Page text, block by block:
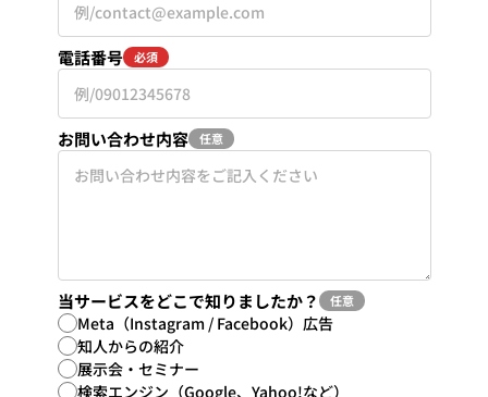
電話番号 必須
お問い合わせ内容 任意
当サービスをどこで知りましたか？ 任意
Meta（Instagram / Facebook）広告
知人からの紹介
展示会・セミナー
検索エンジン（Google、Yahoo!など）